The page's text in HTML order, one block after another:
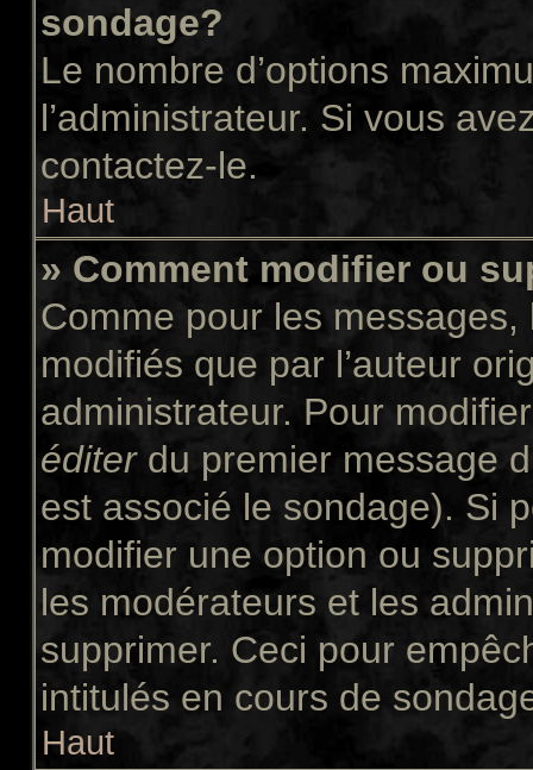
sondage?
Le nombre d’options
l’administrateur. Si vous
contactez-le.
Haut
» Comment modifier ou
Comme pour les
modifiés que par l’auteur
administrateur. Pour
éditerdu premier message
est associé le sondage). Si
modifier une option ou
les modérateurs et les
supprimer. Ceci pour
intitulés en cours de
Haut